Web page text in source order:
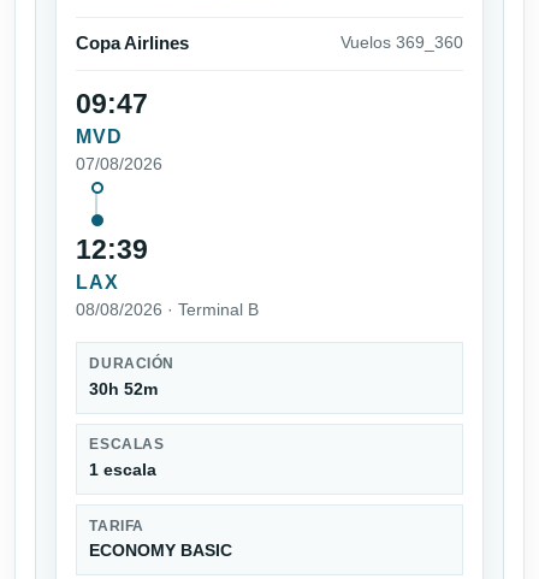
Copa Airlines Vuelos 369_360
09:47
MVD
07/08/2026
12:39
LAX
08/08/2026 · Terminal B
DURACIÓN
30h 52m
ESCALAS
1 escala
TARIFA
ECONOMY BASIC